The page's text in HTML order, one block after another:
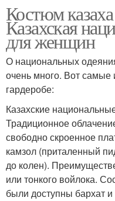
Костюм
Казахская
для женщин
О национальных
очень много. Вот
гардеробе:
Казахские
Традиционное
свободно скроенное
камзол (приталенный
до колен).
или тонкого войлока.
были доступны бархат